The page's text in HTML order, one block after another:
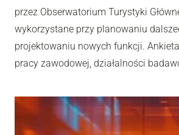
przez Obserwatorium Turystyki
wykorzystane przy planowaniu
projektowaniu nowych funkcji.
pracy zawodowej, działalności